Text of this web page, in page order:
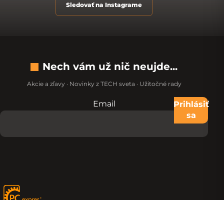
Sledovať na Instagrame
Nech vám už nič neujde...
Akcie a zľavy · Novinky z TECH sveta · Užitočné rady
Nevypĺňajte toto pole:
Email
Prihlásiť
sa